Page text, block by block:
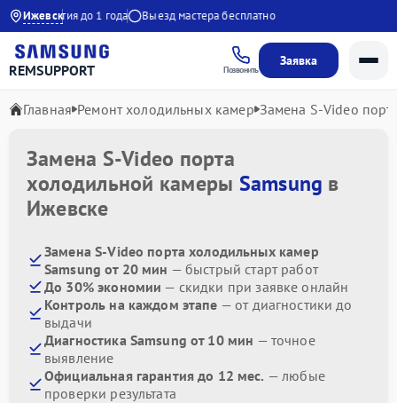
Ижевск
Гарантия до 1 года Выезд мастера бесплатно
REMSUPPORT Позвонить
Заявка
Главная Ремонт холодильных камер Замена S-Video
Замена S-Video порта
холодильной камеры Samsung в
Ижевске
Замена S-Video порта холодильных камер
Samsung от 20 мин — быстрый старт работ
До 30% экономии — скидки при заявке онлайн
Контроль на каждом этапе — от диагностики до
выдачи
Диагностика Samsung от 10 мин — точное
выявление
Официальная гарантия до 12 мес. — любые
проверки результата